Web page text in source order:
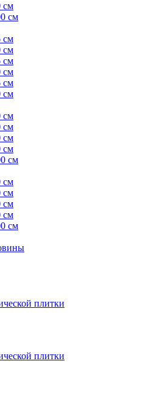
см
см
см
см
см
см
см
см
см
см
см
см
см
см
см
см
см
см